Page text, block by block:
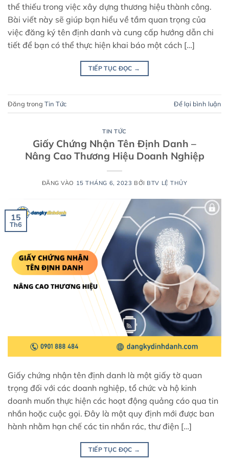
thể thiếu trong việc xây dựng thương hiệu thành công.
Bài viết này sẽ giúp bạn hiểu về tầm quan trọng của
việc đăng ký tên định danh và cung cấp hướng dẫn chi
tiết để bạn có thể thực hiện khai báo một cách […]
TIẾP TỤC ĐỌC →
Đăng trong Tin Tức Để lại bình luận
TIN TỨC
Giấy Chứng Nhận Tên Định Danh –
Nâng Cao Thương Hiệu Doanh Nghiệp
ĐĂNG VÀO 15 THÁNG 6, 2023 BỞI BTV LỆ THỦY
15
Th6
Giấy chứng nhận tên định danh là một giấy tờ quan
trọng đối với các doanh nghiệp, tổ chức và hộ kinh
doanh muốn thực hiện các hoạt động quảng cáo qua tin
nhắn hoặc cuộc gọi. Đây là một quy định mới được ban
hành nhằm hạn chế các tin nhắn rác, thư điện […]
TIẾP TỤC ĐỌC →